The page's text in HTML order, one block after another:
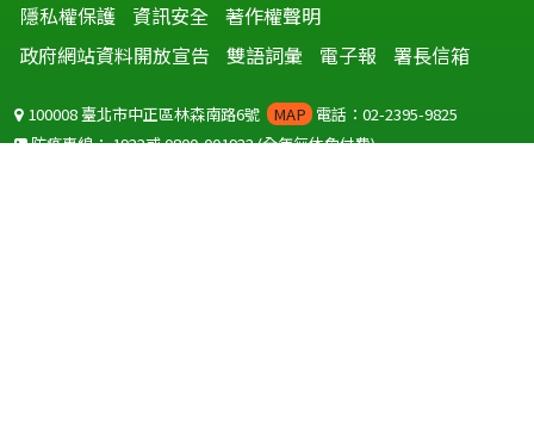
隱私權保護 資訊安全 著作權聲明
政府網站資料開放宣告
雙語詞彙 電子報 署長信箱
100008 臺北市中正區林森南路6號 MAP 電話：02-2395-9825
防疫專線：1922或0800-001922(全年無休免付費)